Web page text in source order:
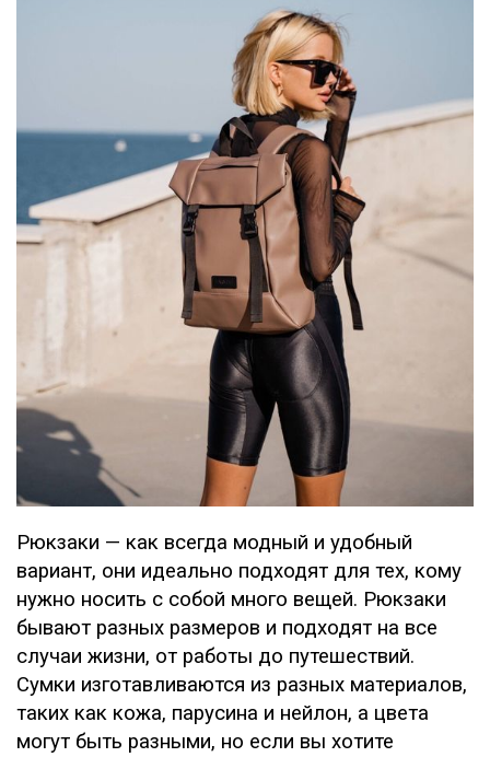
Рюкзаки — как всегда модный и удобный
вариант, они идеально подходят для тех, кому
нужно носить с собой много вещей. Рюкзаки
бывают разных размеров и подходят на все
случаи жизни, от работы до путешествий.
Сумки изготавливаются из разных материалов,
таких как кожа, парусина и нейлон, а цвета
могут быть разными, но если вы хотите